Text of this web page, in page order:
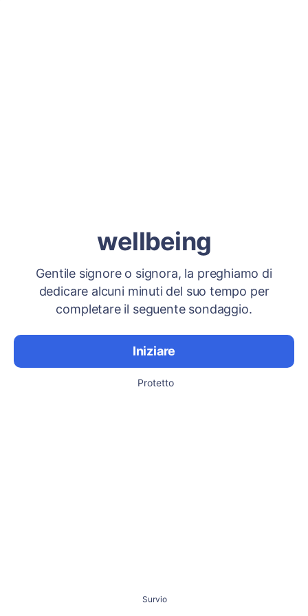
wellbeing
Gentile signore o signora, la preghiamo di
dedicare alcuni minuti del suo tempo per
completare il seguente sondaggio.
Iniziare
Protetto
Survio